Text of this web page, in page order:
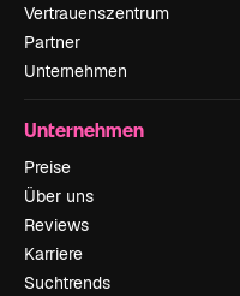
Vertrauenszentrum
Partner
Unternehmen
Unternehmen
Preise
Über uns
Reviews
Karriere
Suchtrends